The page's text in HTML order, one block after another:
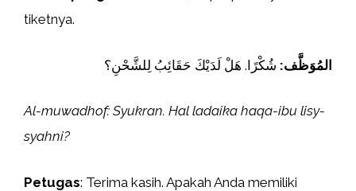
tiketnya.
المُوَظَّف: شُكْرًا. هَلْ لَدَيْكَ حَقَائِبُ لِلشَّحْنِ؟
Al-muwadhof: Syukran. Hal ladaika haqa-ibu lisy-
syahni?
Petugas: Terima kasih. Apakah Anda memiliki